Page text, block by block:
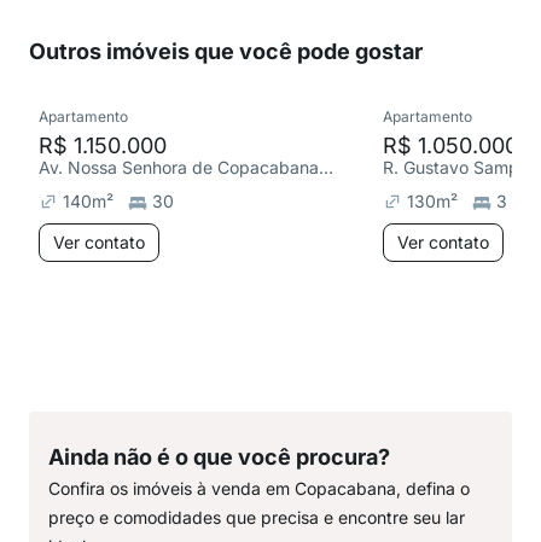
Outros imóveis que você pode gostar
Apartamento
R$ 1.150.000
Av. Nossa Senhora de Copacabana, Copacabana
140m²
30
Ver contato
Apartamento
R$ 1.050.000
R. Gustavo
130m²
3
Ver contato
Ainda não é o que você procura?
Confira os imóveis à venda em Copacabana, defina o
preço e comodidades que precisa e encontre seu lar